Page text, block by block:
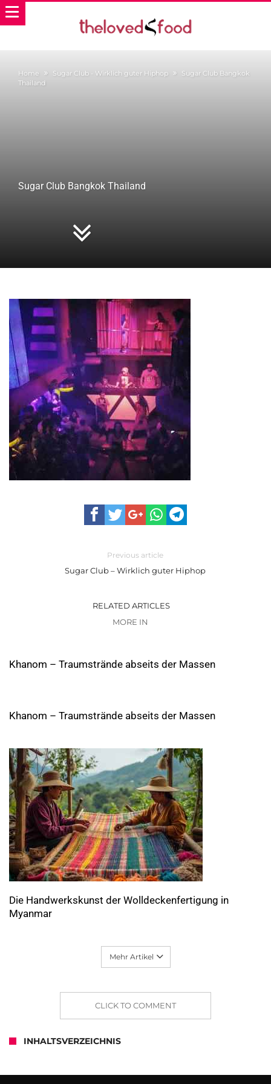
Home Sugar Club - Wirklich guter Hiphop
Sugar Club Bangkok
Thailand
Sugar Club Bangkok Thailand
Previous article
Sugar Club – Wirklich guter Hiphop
RELATED ARTICLES
MORE IN
Khanom – Traumstrände abseits der Massen
Khanom – Traumstrände abseits der Massen
Die Handwerkskunst der Wolldeckenfertigung in
Myanmar
Mehr Artikel
CLICK TO COMMENT
INHALTSVERZEICHNIS